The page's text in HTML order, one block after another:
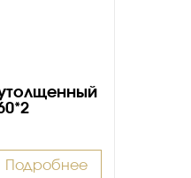
Подробнее